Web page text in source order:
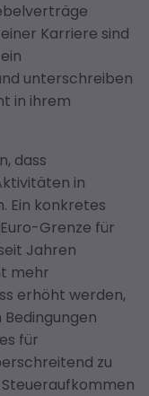
Karriere sind
unterschreiben
in ihrem
dass
in
Ein konkretes
Grenze für
Jahren
mehr
erhöht werden,
für
zu